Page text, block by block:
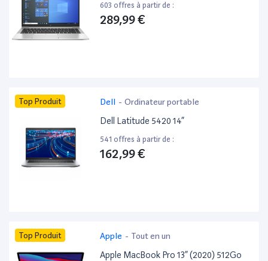
603 offres à partir de :
289,99 €
Top Produit Dell - Ordinateur portable
Dell Latitude 5420 14”
541 offres à partir de :
162,99 €
Top Produit Apple - Tout en un
Apple MacBook Pro 13” (2020) 512Go